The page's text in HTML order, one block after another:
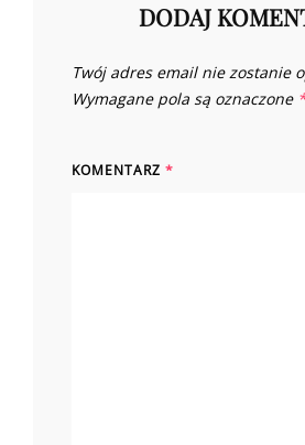
DODAJ
Twój adres email nie zostanie
Wymagane pola są oznaczone *
KOMENTARZ *